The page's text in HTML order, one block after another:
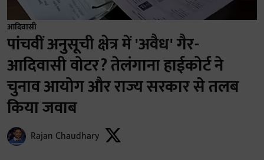
आदिवासी
पांचवीं अनुसूची क्षेत्र में 'अवैध' गैर-
आदिवासी वोटर? तेलंगाना हाईकोर्ट ने
चुनाव आयोग और राज्य सरकार से तलब
किया जवाब
Rajan Chaudhary